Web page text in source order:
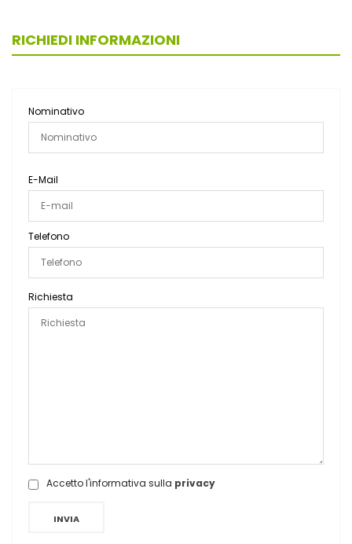
RICHIEDI INFORMAZIONI
Nominativo
E-Mail
Telefono
Richiesta
Accetto l'informativa sulla privacy
INVIA